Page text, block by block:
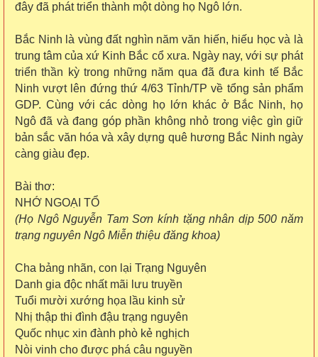
đây đã phát triển thành một dòng họ Ngô lớn.
Bắc Ninh là vùng đất nghìn năm văn hiến, hiếu học và là
trung tâm của xứ Kinh Bắc cổ xưa. Ngày nay, với sự phát
triển thần kỳ trong những năm qua đã đưa kinh tế Bắc
Ninh vượt lên đứng thứ 4/63 Tỉnh/TP về tổng sản phẩm
GDP. Cùng với các dòng họ lớn khác ở Bắc Ninh, họ
Ngô đã và đang góp phần không nhỏ trong việc gìn giữ
bản sắc văn hóa và xây dựng quê hương Bắc Ninh ngày
càng giàu đẹp.
Bài thơ:
NHỚ NGOẠI TỔ
(Họ Ngô Nguyễn Tam Sơn kính tặng nhân dịp 500 năm
trạng nguyên Ngô Miễn thiệu đăng khoa)
Cha bảng nhãn, con lại Trạng Nguyên
Danh gia độc nhất mãi lưu truyền
Tuổi mười xướng họa lầu kinh sử
Nhị thập thi đình đậu trạng nguyên
Quốc nhục xin đành phò kẻ nghịch
Nòi vinh cho được phá câu nguyền